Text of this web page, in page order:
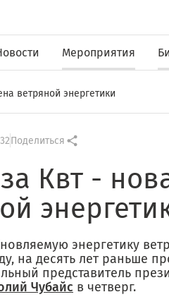
Мероприятия
ветряной энергетики
Поделиться
Квт -
энергетику
на десять лет раньше
представитель
Чубайс в четверг.